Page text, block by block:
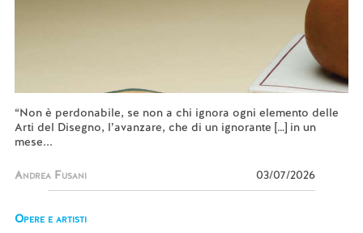
“Non è perdonabile, se non a chi ignora ogni elemento delle
Arti del Disegno, l’avanzare, che di un ignorante […] in un
mese...
Andrea Fusani 03/07/2026
Opere e artisti